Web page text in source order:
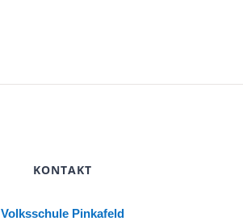
KONTAKT
Volksschule Pinkafeld